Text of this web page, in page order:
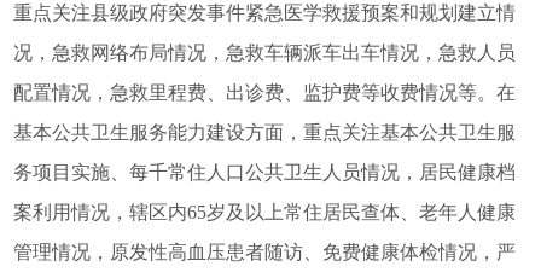
重点关注县级政府突发事件紧急医学救援预案和规划建立情
况，急救网络布局情况，急救车辆派车出车情况，急救人员
配置情况，急救里程费、出诊费、监护费等收费情况等。在
基本公共卫生服务能力建设方面，重点关注基本公共卫生服
务项目实施、每千常住人口公共卫生人员情况，居民健康档
案利用情况，辖区内65岁及以上常住居民查体、老年人健康
管理情况，原发性高血压患者随访、免费健康体检情况，严